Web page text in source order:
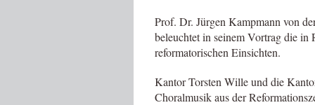
Prof. Dr. Jürgen Kampmann von
beleuchtet in seinem Vortrag die in
reformatorischen Einsichten.
Kantor Torsten Wille und die
Choralmusik aus der